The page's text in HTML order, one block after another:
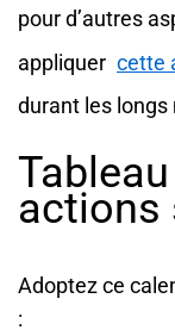
pour d’autres
appliquer cette
durant les longs
actions
Adoptez ce
: